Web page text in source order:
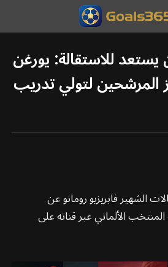
يستعد للاستقالة: يورغن
المرشحين لتولي تدريب
الشهير فابريزيو رومانو عن
الألماني عبر قناته على